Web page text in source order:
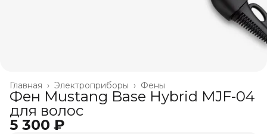
Фены
Электроприборы ›
Главная ›
Фен Mustang Base Hybrid MJF-04
для волос
5 300 ₽